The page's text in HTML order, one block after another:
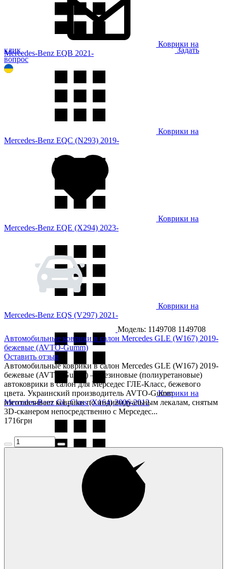
Коврики на
Mercedes-Benz EQB 2021-
Коврики на
Mercedes-Benz EQC (N293) 2019-
Коврики на
Mercedes-Benz EQE (X294) 2023-
Коврики на
Mercedes-Benz EQS (V297) 2021-
Коврики на
Mercedes-Benz GL-Class (X164) 2006-2012
Mercedes-Benz GL-Class (X166) 12-/GLS 14-
клик
Задать
вопрос
Модель: 1149708 1149708
Автомобильные коврики в салон Mercedes GLE (W167) 2019-
бежевые (AVTO-Gumm)
Оставить отзыв
Автомобильные коврики в салон Mercedes GLE (W167) 2019-
бежевые (AVTO-Gumm) — резиновые (полиуретановые)
автоковрики в салон для Мерседес ГЛЕ-Класс, бежевого
цвета. Украинский производитель AVTO-Gumm
изготавливает коврики по индивидуальным лекалам, снятым
3D-сканером непосредственно с Мерседес...
1716грн